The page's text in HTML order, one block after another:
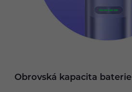
Obrovská kapacita baterie